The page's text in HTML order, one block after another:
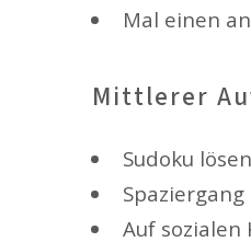
Mal einen
Mittlerer
Sudoku lösen
Spaziergang
Auf